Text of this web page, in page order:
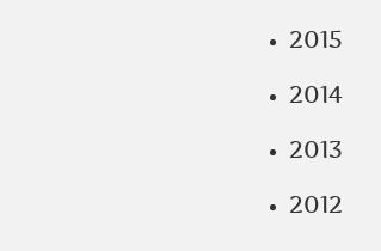
2015
2014
2013
2012